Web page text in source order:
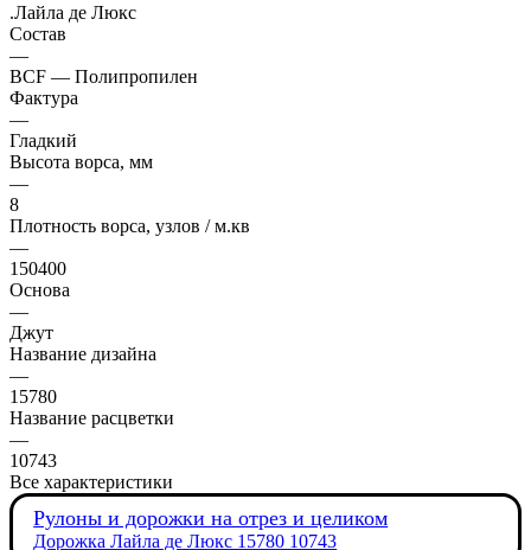
.Лайла де Люкс
Состав
—
BCF — Полипропилен
Фактура
—
Гладкий
Высота ворса, мм
—
8
Плотность ворса, узлов / м.кв
—
150400
Основа
—
Джут
Название дизайна
—
15780
Название расцветки
—
10743
Все характеристики
Рулоны и дорожки на отрез и целиком
Дорожка Лайла де Люкс 15780 10743